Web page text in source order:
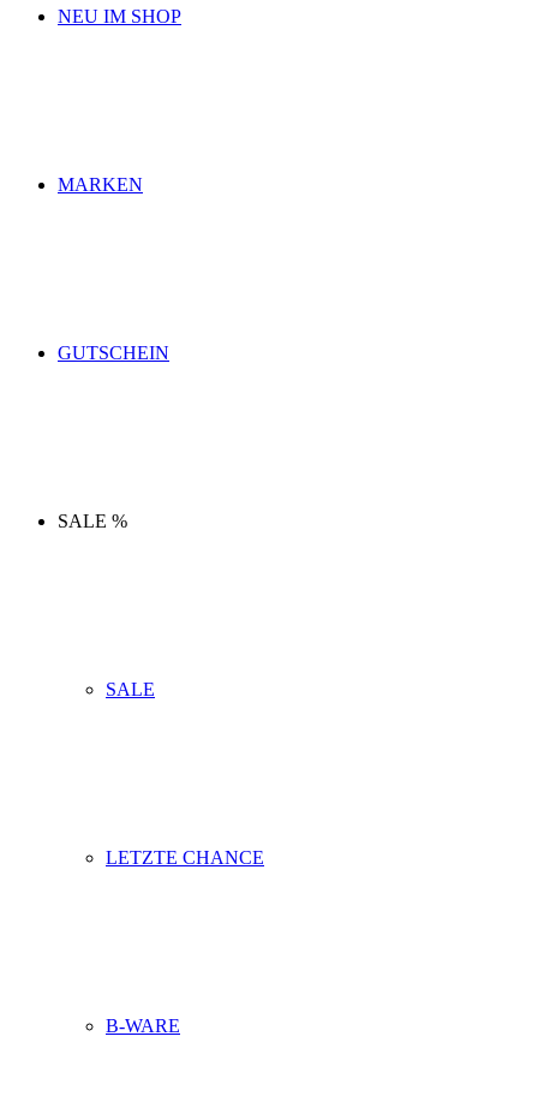
NEU IM SHOP
MARKEN
GUTSCHEIN
SALE %
SALE
LETZTE CHANCE
B-WARE